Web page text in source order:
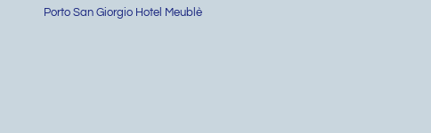
Porto San Giorgio Hotel Meublè